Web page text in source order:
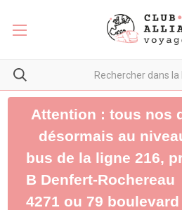
Attention : tous nos
désormais au
bus de la ligne 216,
B Denfert-Rochereau
4271 ou 79